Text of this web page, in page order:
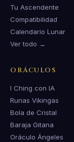
Tu Ascendente
Compatibilidad
Calendario Lunar
Ver todo →
ORÁCULOS
I Ching con IA
Runas Vikingas
Bola de Cristal
Baraja Gitana
Oráculo Ángeles